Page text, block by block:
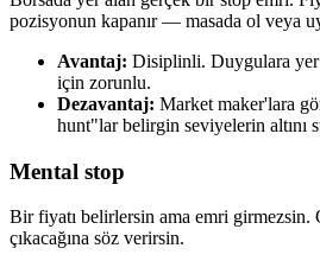
pozisyonun kapanır — masada ol veya
Avantaj: Disiplinli. Duygulara yer
için zorunlu.
Dezavantaj: Market maker'lara
hunt"lar belirgin seviyelerin altını
Mental stop
Bir fiyatı belirlersin ama emri girmezsin.
çıkacağına söz verirsin.